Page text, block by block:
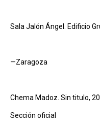
Sala Jalón Ángel. Edificio
—Zaragoza
Chema Madoz. Sin titulo,
Sección oficial